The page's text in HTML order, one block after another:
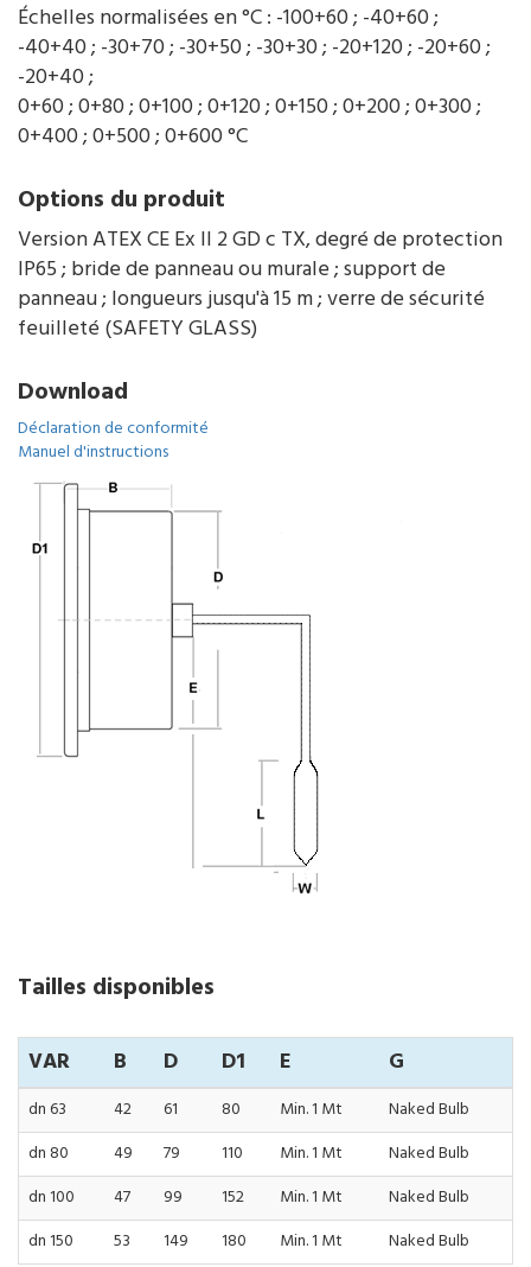
Échelles normalisées en °C : -100+60 ; -40+60 ;
-40+40 ; -30+70 ; -30+50 ; -30+30 ; -20+120 ; -20+60 ;
-20+40 ;
0+60 ; 0+80 ; 0+100 ; 0+120 ; 0+150 ; 0+200 ; 0+300 ;
0+400 ; 0+500 ; 0+600 °C
Options du produit
Version ATEX CE Ex II 2 GD c TX, degré de protection
IP65 ; bride de panneau ou murale ; support de
panneau ; longueurs jusqu'à 15 m ; verre de sécurité
feuilleté (SAFETY GLASS)
Download
Déclaration de conformité
Manuel d'instructions
Tailles disponibles
VAR B D D1 E G
dn 63 42 61 80 Min. 1 Mt
Naked Bulb
dn 80
49 79 110 Min. 1 Mt
Naked Bulb
dn 100
47 99 152 Min. 1 Mt
Naked Bulb
dn 150
53 149 180 Min. 1 Mt Naked Bulb